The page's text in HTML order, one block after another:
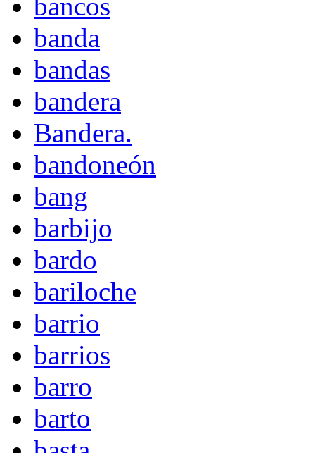
bancos
banda
bandas
bandera
Bandera.
bandoneón
bang
barbijo
bardo
bariloche
barrio
barrios
barro
barto